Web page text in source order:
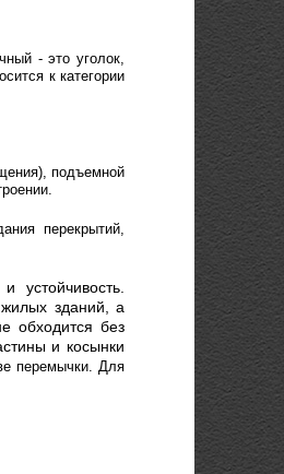
- это уголок,
к категории
, подъемной
перекрытий,
устойчивость.
зданий, а
обходится без
и косынки
перемычки. Для